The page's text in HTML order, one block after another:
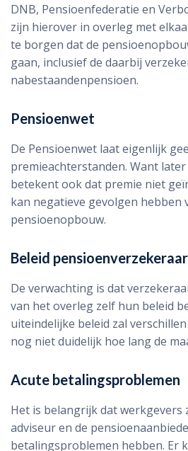
DNB, Pensioenfederatie en
zijn hierover in overleg met
te borgen dat de
gaan, inclusief de daarbij
nabestaandenpensioen.
Pensioenwet
De Pensioenwet laat eigenlijk
premieachterstanden. Want
betekent ook dat premie niet
kan negatieve gevolgen hebben
pensioenopbouw.
Beleid
De verwachting is dat
van het overleg zelf hun beleid
uiteindelijke beleid zal
nog niet duidelijk hoe lang de
Acute betalingsproblemen
Het is belangrijk dat werkgevers
adviseur en de
betalingsproblemen hebben. Er